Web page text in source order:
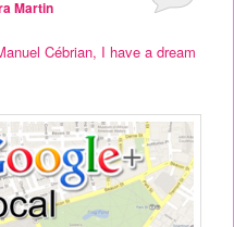
Martin
Cébrian, I have a dream